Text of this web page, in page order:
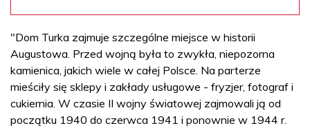
"Dom Turka zajmuje szczególne miejsce w historii
Augustowa. Przed wojną była to zwykła, niepozorna
kamienica, jakich wiele w całej Polsce. Na parterze
mieściły się sklepy i zakłady usługowe - fryzjer, fotograf i
cukiernia. W czasie II wojny światowej zajmowali ją od
początku 1940 do czerwca 1941 i ponownie w 1944 r.